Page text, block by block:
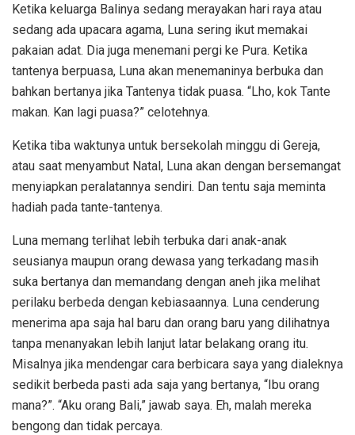
Ketika keluarga Balinya sedang merayakan hari raya atau
sedang ada upacara agama, Luna sering ikut memakai
pakaian adat. Dia juga menemani pergi ke Pura. Ketika
tantenya berpuasa, Luna akan menemaninya berbuka dan
bahkan bertanya jika Tantenya tidak puasa. “Lho, kok Tante
makan. Kan lagi puasa?” celotehnya.
Ketika tiba waktunya untuk bersekolah minggu di Gereja,
atau saat menyambut Natal, Luna akan dengan bersemangat
menyiapkan peralatannya sendiri. Dan tentu saja meminta
hadiah pada tante-tantenya.
Luna memang terlihat lebih terbuka dari anak-anak
seusianya maupun orang dewasa yang terkadang masih
suka bertanya dan memandang dengan aneh jika melihat
perilaku berbeda dengan kebiasaannya. Luna cenderung
menerima apa saja hal baru dan orang baru yang dilihatnya
tanpa menanyakan lebih lanjut latar belakang orang itu.
Misalnya jika mendengar cara berbicara saya yang dialeknya
sedikit berbeda pasti ada saja yang bertanya, “Ibu orang
mana?”. “Aku orang Bali,” jawab saya. Eh, malah mereka
bengong dan tidak percaya.